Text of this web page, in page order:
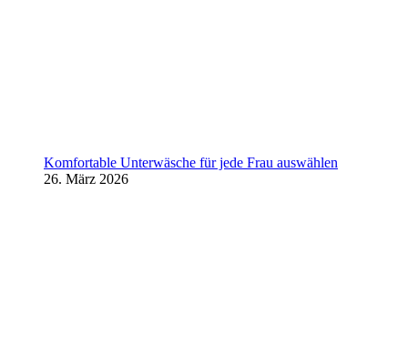
Komfortable Unterwäsche für jede Frau auswählen
26. März 2026